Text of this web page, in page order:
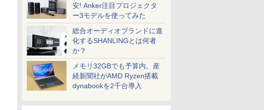
安! Anker注目プロジェクタ
ー3モデルを使ってみた
総合オーディオブランドに進
化するSHANLINGとは何者
か？
メモリ32GBでも予算内。産
経新聞社がAMD Ryzen搭載
dynabookを2千台導入